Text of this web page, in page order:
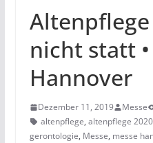
nicht statt
Hannover
Dezember 11, 2019 Messe
altenpflege, altenpflege 2020
gerontologie, Messe, messe